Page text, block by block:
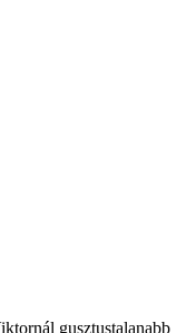
gusztustalanabb